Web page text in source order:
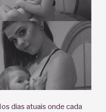
dias atuais onde cada